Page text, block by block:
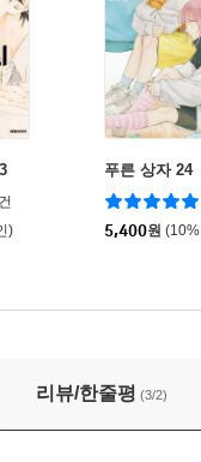
)
푸른 상자 24
5,400원
박스 세트 B
리뷰/한줄평 (3/2)